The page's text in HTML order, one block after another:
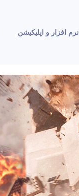
نرم افزار و اپلیکیشن